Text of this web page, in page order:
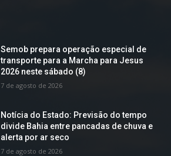
Semob prepara operação especial de
transporte para a Marcha para Jesus
2026 neste sábado (8)
7 de agosto de 2026
Notícia do Estado: Previsão do tempo
divide Bahia entre pancadas de chuva e
alerta por ar seco
7 de agosto de 2026